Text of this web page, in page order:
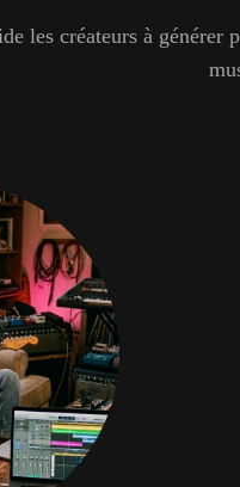
les créateurs à générer